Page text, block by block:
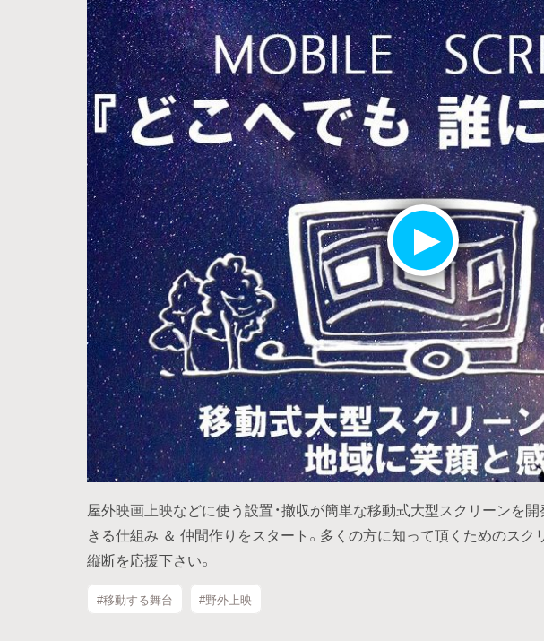
最新達成プロジ
屋外映画上映などに使う設置・撤収が簡単な移動式大型スクリーンを開
きる仕組み ＆ 仲間作りをスタート。多くの方に知って頂くためのスク
縦断を応援下さい。
#移動する舞台 #野外上映